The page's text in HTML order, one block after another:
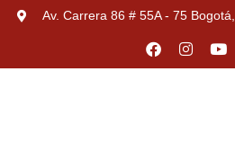
Av. Carrera 86 # 55A - 75